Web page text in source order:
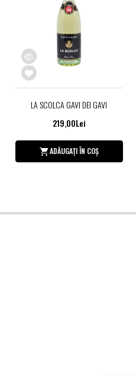
LA SCOLCA GAVI DEI GAVI
219,00Lei
ADĂUGAȚI ÎN COȘ